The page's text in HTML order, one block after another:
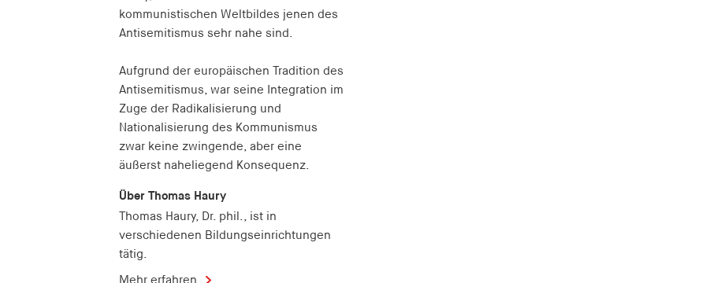
kommunistischen Weltbildes jenen des
Antisemitismus sehr nahe sind.
Aufgrund der europäischen Tradition des
Antisemitismus, war seine Integration im
Zuge der Radikalisierung und
Nationalisierung des Kommunismus
zwar keine zwingende, aber eine
äußerst naheliegend Konsequenz.
Über Thomas Haury
Thomas Haury, Dr. phil., ist in
verschiedenen Bildungseinrichtungen
tätig.
Mehr erfahren